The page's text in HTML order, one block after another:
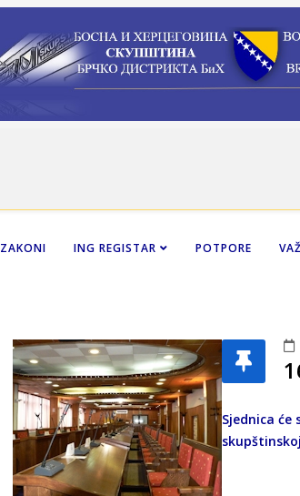
ZAKONI ING REGISTAR POTPORE
Sjednica će